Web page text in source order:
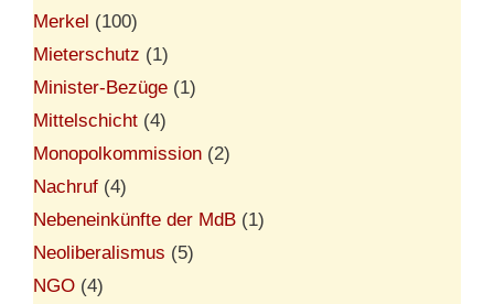
Merkel (100)
Mieterschutz (1)
Minister-Bezüge (1)
Mittelschicht (4)
Monopolkommission (2)
Nachruf (4)
Nebeneinkünfte der MdB (1)
Neoliberalismus (5)
NGO (4)